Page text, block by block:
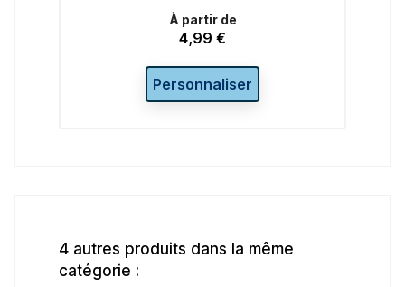
À partir de
Prix
4,99 €
Personnaliser
4 autres produits dans la même
catégorie :